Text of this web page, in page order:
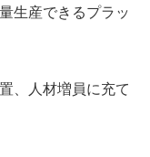
生産できるプラッ
、人材増員に充て